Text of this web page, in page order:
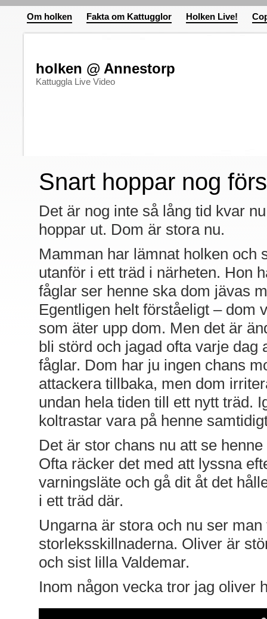
Om holken Fakta om Kattugglor Holken Live!
holken @ Annestorp
Kattuggla Live Video
Snart hoppar nog
Det är nog inte så lång tid kvar
hoppar ut. Dom är stora nu.
Mamman har lämnat holken och
utanför i ett träd i närheten. Hon
fåglar ser henne ska dom jävas
Egentligen helt förståeligt – dom
som äter upp dom. Men det är
bli störd och jagad ofta varje dag
fåglar. Dom har ju ingen chans
attackera tillbaka, men dom
undan hela tiden till ett nytt träd.
koltrastar vara på henne
Det är stor chans nu att se
Ofta räcker det med att lyssna
varningsläte och gå dit åt det
i ett träd där.
Ungarna är stora och nu ser man
storleksskillnaderna. Oliver är
och sist lilla Valdemar.
Inom någon vecka tror jag oliver